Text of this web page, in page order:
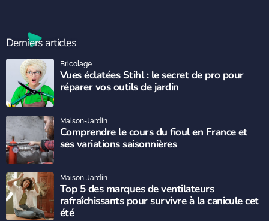
Derniers articles
Vues éclatées Stihl : le secret de pro pour
réparer vos outils de jardin
Bricolage
Comprendre le cours du fioul en France et
ses variations saisonnières
Maison-Jardin
Top 5 des marques de ventilateurs
rafraîchissants pour survivre à la canicule cet
été
Maison-Jardin